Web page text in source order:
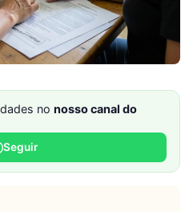
no nosso canal do
Seguir